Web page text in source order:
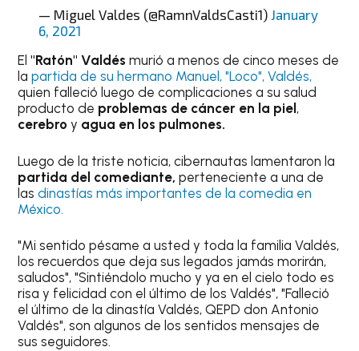
— Miguel Valdes (@RamnValdsCasti1) January
6, 2021
El"Ratón" Valdés murió a menos de cinco meses de
lapartida de su hermano Manuel, "Loco", Valdés,
quien falleció luego de complicaciones a su salud
producto de problemas de cáncer en la piel ,
cerebro y agua en los pulmones.
Luego de la triste noticia, cibernautas lamentaron la
partida del comediante,perteneciente a una de
lasdinastías más importantes de la comedia en
México.
"Mi sentido pésame a usted y toda la familia Valdés,
los recuerdos que deja sus legados jamás morirán,
saludos", "Sintiéndolo mucho y ya en el cielo todo es
risa y felicidad con el último de los Valdés", "Falleció
el último de la dinastía Valdés, QEPD don Antonio
Valdés", son algunos de los sentidos mensajes de
sus seguidores.